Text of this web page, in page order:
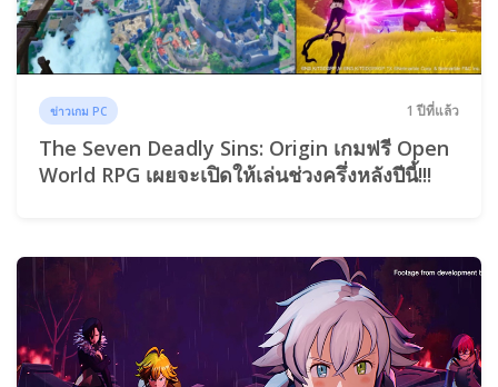
ข่าวเกม PC 1 ปีที่แล้ว
The Seven Deadly Sins: Origin เกมฟรี Open
World RPG เผยจะเปิดให้เล่นช่วงครึ่งหลังปีนี้!!!